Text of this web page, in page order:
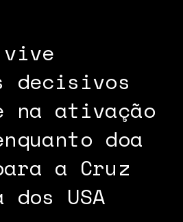
decisivos
na ativação
doa
a Cruz
dos USA